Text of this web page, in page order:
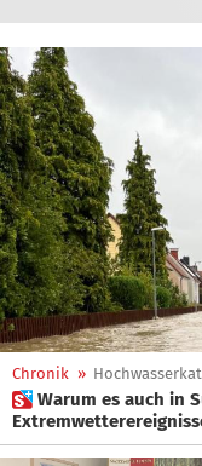
Chronik »
 Warum es auch in Südtirol immer öfter